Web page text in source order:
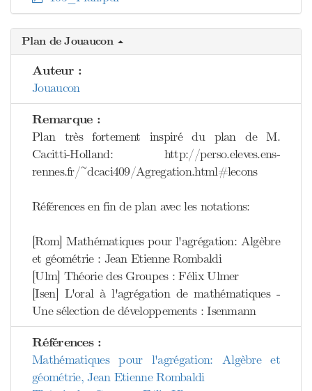
Plan de Jouaucon
Auteur :
Jouaucon
Remarque :
Plan très fortement inspiré du plan de M.
Cacitti-Holland: http://perso.eleves.ens-
rennes.fr/~dcaci409/Agregation.html#lecons
Références en fin de plan avec les notations:
[Rom] Mathématiques pour l'agrégation: Algèbre
et géométrie : Jean Etienne Rombaldi
[Ulm] Théorie des Groupes : Félix Ulmer
[Isen] L'oral à l'agrégation de mathématiques -
Une sélection de développements : Isenmann
Références :
Mathématiques pour l'agrégation: Algèbre et
géométrie, Jean Etienne Rombaldi